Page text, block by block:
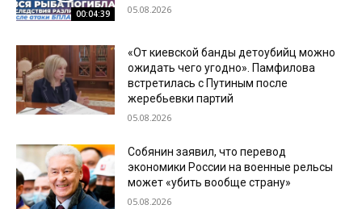
00:04:39 05.08.2026
«От киевской банды детоубийц можно
ожидать чего угодно». Памфилова
встретилась с Путиным после
жеребьевки партий
05.08.2026
Собянин заявил, что перевод
экономики России на военные рельсы
может «убить вообще страну»
05.08.2026